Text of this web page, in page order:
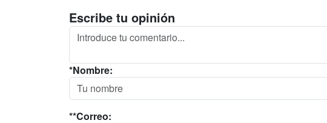
Escribe tu opinión
*Nombre:
**Correo: